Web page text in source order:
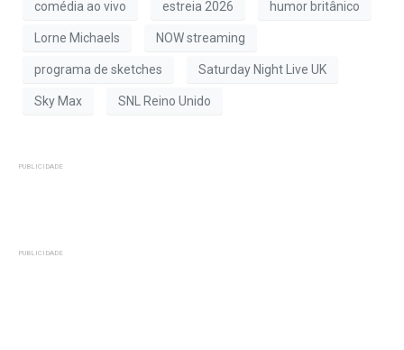
comédia ao vivo estreia 2026 humor britânico
Lorne Michaels NOW streaming
programa de sketches Saturday Night Live UK
Sky Max SNL Reino Unido
PUBLICIDADE
PUBLICIDADE